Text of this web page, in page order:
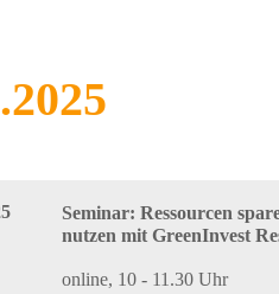
Seminar: Ressourcen
nutzen mit GreenInvest
online, 10 - 11.30 Uhr